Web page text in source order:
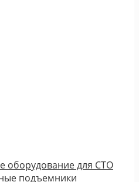
оборудование для СТО
подъемники